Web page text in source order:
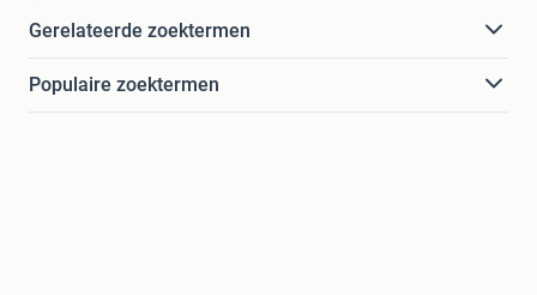
Gerelateerde zoektermen
Populaire zoektermen